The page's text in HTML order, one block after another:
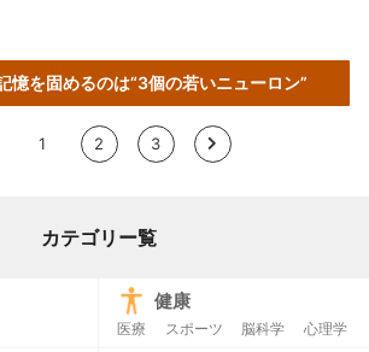
憶を固めるのは“3個の若いニューロン”
1 2 3 >
カテゴリー覧
健康
医療 スポーツ 脳科学 心理学